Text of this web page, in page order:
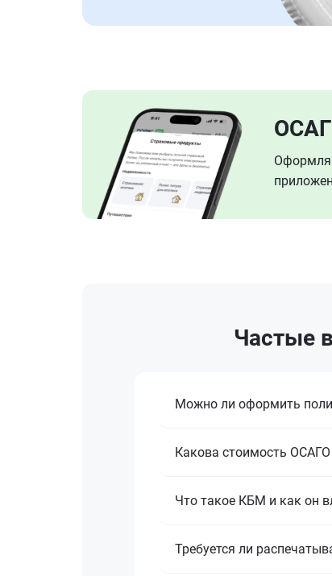
Частые
Можно ли оформить
Какова стоимость ОСАГО
Что такое КБМ и как он
Требуется ли